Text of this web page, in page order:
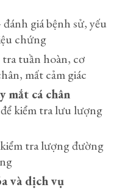
đánh giá bệnh sử, yếu
chứng
tuần hoàn, cơ
mất cảm giác
mắt cá chân
kiểm tra lưu lượng
tra lượng đường
và dịch vụ